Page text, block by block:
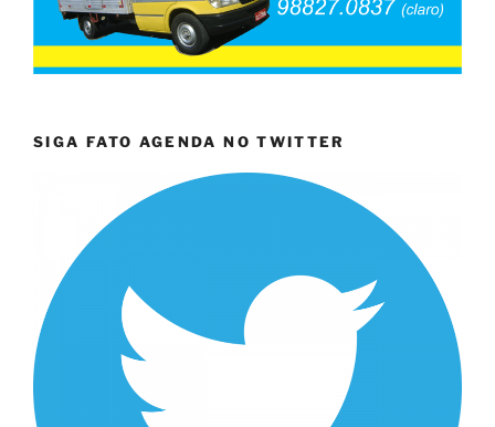
SIGA FATO AGENDA NO TWITTER